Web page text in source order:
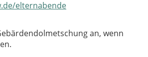
elternabende
an, wenn